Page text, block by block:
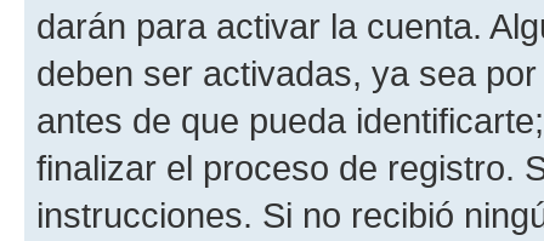
darán para activar la cuenta.
deben ser activadas, ya sea
antes de que pueda
finalizar el proceso de registro.
instrucciones. Si no recibió